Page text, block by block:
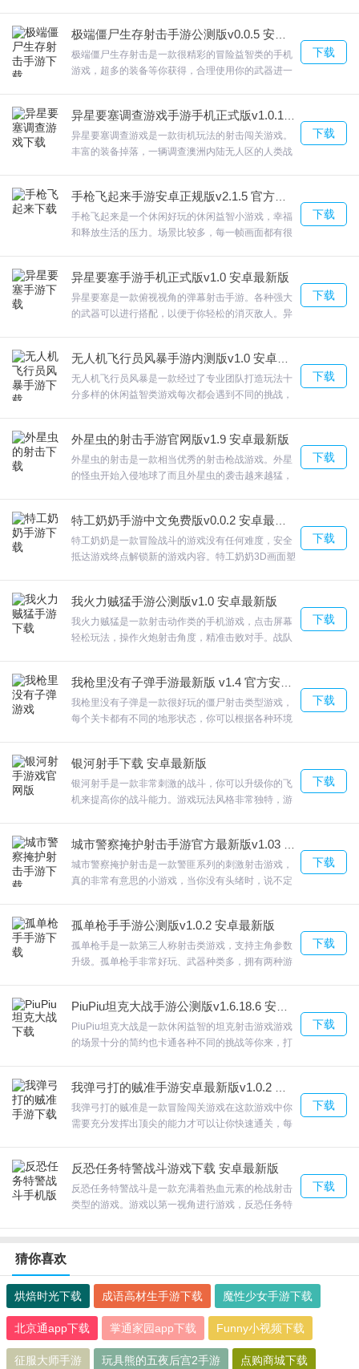
小熊沙盒乱斗游戏测评
1.游戏分两种地图，玩家可以跟自己喜欢的人进行游戏；
挑战。
3.小熊沙盒乱斗是一款独特的沙盒动作射击类游戏，采用了精致的
家将会与100人开始同场竞技，只有杀掉所有其他的小熊，才可以获
得游戏的胜利!
4.干掉敌人让自己活下来吧。在这里玩家需要扮演一只小熊来进行各
5.游戏里面的关卡都是不一样的。玩家需要快速的适应各种关卡的难
度，并准备好面对它。
6.小熊沙盒乱斗玩家们每时每刻的躲避敌人的射击，玩家也可以随机
小熊沙盒乱斗更新日志
修改部分bug
降低了游戏的难度
同皮肤的飞机，欢迎来合众软件园下载体验。
极端僵尸生存射击是一款很精彩的冒险益智类的手机
游戏，超多的装备等你获得，合理使用你的武器进一
在这里认真应对，以更好地完成挑战。欢迎来合众软
件园下载体验。
下载
异星要塞调查游戏是一款街机玩法的射击闯关游戏。
丰富的装备掉落，一辆调查澳洲内陆无人区的人类战
速的挑战到底。欢迎来合众软件园下载体验。
下载
手枪飞起来是一个休闲好玩的休闲益智小游戏，幸福
和释放生活的压力。场景比较多，每一帧画面都有很
软件园下载体验。
下载
异星要塞手游手机正式版v1.0 安卓最新版
异星要塞是一款俯视视角的弹幕射击手游。各种强大
的武器可以进行搭配，以便于你轻松的消灭敌人。异
迎来合众软件园下载体验。
下载
无人机飞行员风暴是一款经过了专业团队打造玩法十
分多样的休闲益智类游戏每次都会遇到不同的挑战，
解救人民的安全。简单通俗易懂的游戏玩法和内容，
却考验着玩家的技术能力和智慧。这款游戏画面精致
而逼真，完美还原了无人机飞行的状态，体验感良
下载
外星虫的射击手游官网版v1.9 安卓最新版
外星虫的射击是一款相当优秀的射击枪战游戏。外星
的怪虫开始入侵地球了而且外星虫的袭击越来越猛，
抗，外星虫的射击用你自己的力量来对抗所有这些危
机，欢迎来合众软件园下载体验。
下载
特工奶奶是一款冒险战斗的游戏没有任何难度，安全
抵达游戏终点解锁新的游戏内容。特工奶奶3D画面塑
件园下载体验。
下载
我火力贼猛手游公测版v1.0 安卓最新版
我火力贼猛是一款射击动作类的手机游戏，点击屏幕
轻松玩法，操作火炮射击角度，精准击败对手。战队
内完成闯关，左右来精准瞄准大炮，在这里守护自己
的领地；欢迎来合众软件园下载体验。
下载
我枪里没有子弹是一款很好玩的僵尸射击类型游戏，
每个关卡都有不同的地形状态，你可以根据各种环境
的操作流畅性。我枪里没有子弹丰富的武器库系统和
强化能力，你可以在商场中解锁购买，强大的武器可
以使你快速消灭僵尸；欢迎来合众软件园下载体验。
下载
银河射手下载 安卓最新版
银河射手是一款非常刺激的战斗，你可以升级你的飞
机来提高你的战斗能力。游戏玩法风格非常独特，游
力的权利。欢迎来合众软件园下载体验。
下载
城市警察掩护射击是一款警匪系列的刺激射击游戏，
真的非常有意思的小游戏，当你没有头绪时，说不定
家在游戏中将会作为一名光荣的人民警察在各种枪击
现场作战，与四面八方的歹徒进行战斗，欢迎来合众
软件园下载体验。
下载
孤单枪手手游公测版v1.0.2 安卓最新版
孤单枪手是一款第三人称射击类游戏，支持主角参数
升级。孤单枪手非常好玩、武器种类多，拥有两种游
质量的音乐和环境音效 ，但游戏场面很**。欢迎来合
众软件园下载体验。
下载
PiuPiu坦克大战是一款休闲益智的坦克射击游戏游戏
的场景十分的简约也卡通各种不同的挑战等你来，打
奋；PiuPiu坦克大战任意地图的自由行走给你许多发
挥的空间，你可以利用个人战术策略征服你的对手!，
欢迎来合众软件园下载体验。
下载
我弹弓打的贼准是一款冒险闯关游戏在这款游戏中你
需要充分发挥出顶尖的能力才可以让你快速通关，每
可以根据这些建筑物的结构对它们进行战略性地销毁;
我弹弓打的贼准游戏中我们可以解锁更多的弹弓皮
肤，给他们装上炫酷的皮肤，让我们的挑战更加充满
下载
反恐任务特警战斗游戏下载 安卓最新版
反恐任务特警战斗是一款充满着热血元素的枪战射击
类型的游戏。游戏以第一视角进行游戏，反恐任务特
道。 只有互相帮助，利用彼此的特点，我们才能在任
务中击败敌人。欢迎来合众软件园下载体验。
下载
猜你喜欢
烘焙时光下载 成语高材生手游下载 魔性少女手游下载
北京通app下载 掌通家园app下载 Funny小视频下载
征服大师手游 玩具熊的五夜后宫2手游 点购商城下载